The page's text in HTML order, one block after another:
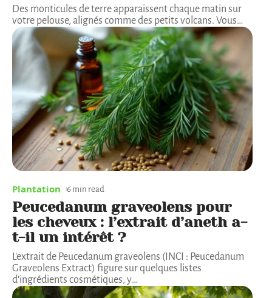
Des monticules de terre apparaissent chaque matin sur
votre pelouse, alignés comme des petits volcans. Vous…
Plantation 6 min read
Peucedanum graveolens pour
les cheveux : l’extrait d’aneth a-
t-il un intérêt ?
L'extrait de Peucedanum graveolens (INCI : Peucedanum
Graveolens Extract) figure sur quelques listes
d'ingrédients cosmétiques, y…